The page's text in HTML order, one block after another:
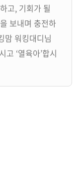
고, 기회가 될
보내며 충전하
맘 워킹대디님
‘열육아’합시